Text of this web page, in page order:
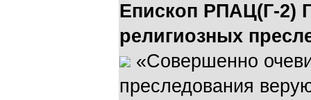
Епископ РПАЦ(Г-2)
религиозных
«Совершенно
преследования